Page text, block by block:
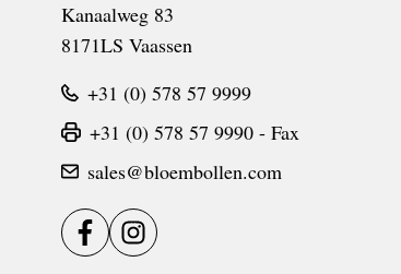
Kanaalweg 83
8171LS Vaassen
+31 (0) 578 57 9999
+31 (0) 578 57 9990 - Fax
sales@bloembollen.com
FacebookInstagram